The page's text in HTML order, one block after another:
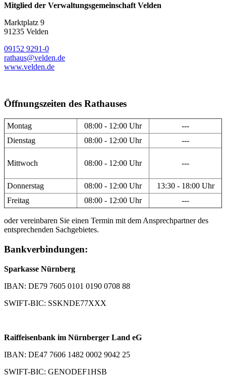
Mitglied der Verwaltungsgemeinschaft Velden
Marktplatz 9
91235 Velden
09152 9291-0
rathaus@velden.de
www.velden.de
Öffnungszeiten des Rathauses
Montag 08:00 - 12:00 Uhr
---
Dienstag
08:00 - 12:00 Uhr ---
Mittwoch 08:00 - 12:00 Uhr ---
Donnerstag 08:00 - 12:00 Uhr
13:30 - 18:00 Uhr
Freitag
08:00 - 12:00 Uhr ---
oder vereinbaren Sie einen Termin mit dem Ansprechpartner des
entsprechenden Sachgebietes.
Bankverbindungen:
Sparkasse Nürnberg
IBAN: DE79 7605 0101 0190 0708 88
SWIFT-BIC: SSKNDE77XXX
Raiffeisenbank im Nürnberger Land eG
IBAN: DE47 7606 1482 0002 9042 25
SWIFT-BIC: GENODEF1HSB